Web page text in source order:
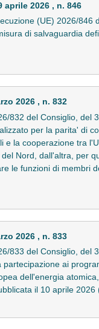
aprile 2026 , n. 846
(UE) 2026/846
di salvaguardia
2026 , n. 832
832 del Consiglio, del
per la parita' di
e la cooperazione tra
Nord, dall'altra, per
le funzioni di membri
2026 , n. 833
833 del Consiglio, del
partecipazione ai
dell'energia
il 10 aprile 2026